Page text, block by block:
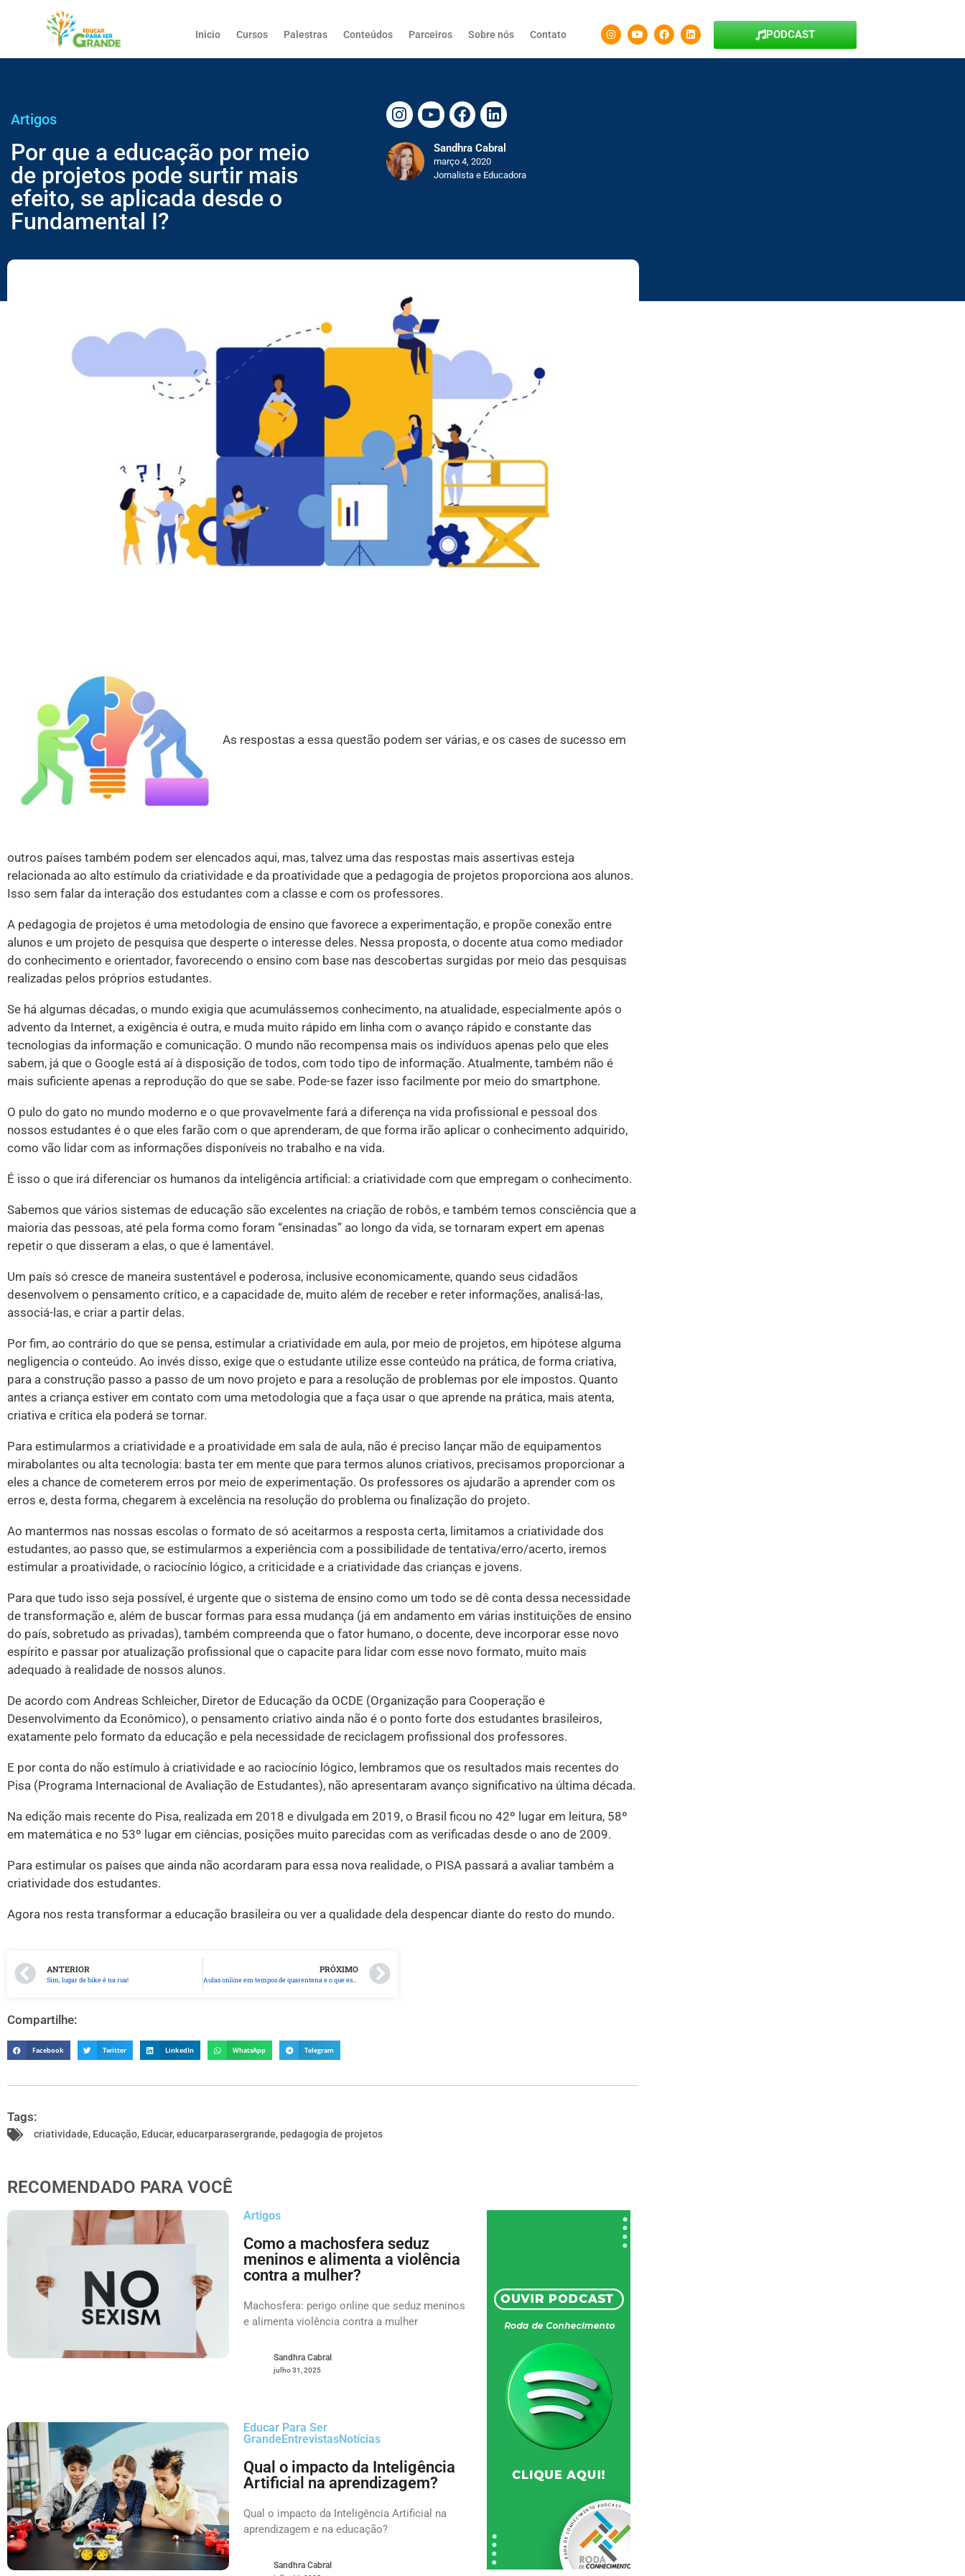
Inicio Cursos Palestras Conteúdos Parceiros Sobre nós Contato PODCAST
Artigos
Por que a educação por meio
de projetos pode surtir mais
efeito, se aplicada desde o
Fundamental I?
Sandhra Cabral
março 4, 2020
Jornalista e Educadora
As respostas a essa questão podem ser várias, e os cases de sucesso em
outros países também podem ser elencados aqui, mas, talvez uma das respostas mais assertivas esteja
relacionada ao alto estímulo da criatividade e da proatividade que a pedagogia de projetos proporciona aos alunos.
Isso sem falar da interação dos estudantes com a classe e com os professores.
A pedagogia de projetos é uma metodologia de ensino que favorece a experimentação, e propõe conexão entre
alunos e um projeto de pesquisa que desperte o interesse deles. Nessa proposta, o docente atua como mediador
do conhecimento e orientador, favorecendo o ensino com base nas descobertas surgidas por meio das pesquisas
realizadas pelos próprios estudantes.
Se há algumas décadas, o mundo exigia que acumulássemos conhecimento, na atualidade, especialmente após o
advento da Internet, a exigência é outra, e muda muito rápido em linha com o avanço rápido e constante das
tecnologias da informação e comunicação. O mundo não recompensa mais os indivíduos apenas pelo que eles
sabem, já que o Google está aí à disposição de todos, com todo tipo de informação. Atualmente, também não é
mais suficiente apenas a reprodução do que se sabe. Pode-se fazer isso facilmente por meio do smartphone.
O pulo do gato no mundo moderno e o que provavelmente fará a diferença na vida profissional e pessoal dos
nossos estudantes é o que eles farão com o que aprenderam, de que forma irão aplicar o conhecimento adquirido,
como vão lidar com as informações disponíveis no trabalho e na vida.
É isso o que irá diferenciar os humanos da inteligência artificial: a criatividade com que empregam o conhecimento.
Sabemos que vários sistemas de educação são excelentes na criação de robôs, e também temos consciência que a
maioria das pessoas, até pela forma como foram “ensinadas” ao longo da vida, se tornaram expert em apenas
repetir o que disseram a elas, o que é lamentável.
Um país só cresce de maneira sustentável e poderosa, inclusive economicamente, quando seus cidadãos
desenvolvem o pensamento crítico, e a capacidade de, muito além de receber e reter informações, analisá-las,
associá-las, e criar a partir delas.
Por fim, ao contrário do que se pensa, estimular a criatividade em aula, por meio de projetos, em hipótese alguma
negligencia o conteúdo. Ao invés disso, exige que o estudante utilize esse conteúdo na prática, de forma criativa,
para a construção passo a passo de um novo projeto e para a resolução de problemas por ele impostos. Quanto
antes a criança estiver em contato com uma metodologia que a faça usar o que aprende na prática, mais atenta,
criativa e crítica ela poderá se tornar.
Para estimularmos a criatividade e a proatividade em sala de aula, não é preciso lançar mão de equipamentos
mirabolantes ou alta tecnologia: basta ter em mente que para termos alunos criativos, precisamos proporcionar a
eles a chance de cometerem erros por meio de experimentação. Os professores os ajudarão a aprender com os
erros e, desta forma, chegarem à excelência na resolução do problema ou finalização do projeto.
Ao mantermos nas nossas escolas o formato de só aceitarmos a resposta certa, limitamos a criatividade dos
estudantes, ao passo que, se estimularmos a experiência com a possibilidade de tentativa/erro/acerto, iremos
estimular a proatividade, o raciocínio lógico, a criticidade e a criatividade das crianças e jovens.
Para que tudo isso seja possível, é urgente que o sistema de ensino como um todo se dê conta dessa necessidade
de transformação e, além de buscar formas para essa mudança (já em andamento em várias instituições de ensino
do país, sobretudo as privadas), também compreenda que o fator humano, o docente, deve incorporar esse novo
espírito e passar por atualização profissional que o capacite para lidar com esse novo formato, muito mais
adequado à realidade de nossos alunos.
De acordo com Andreas Schleicher, Diretor de Educação da OCDE (Organização para Cooperação e
Desenvolvimento da Econômico), o pensamento criativo ainda não é o ponto forte dos estudantes brasileiros,
exatamente pelo formato da educação e pela necessidade de reciclagem profissional dos professores.
E por conta do não estímulo à criatividade e ao raciocínio lógico, lembramos que os resultados mais recentes do
Pisa (Programa Internacional de Avaliação de Estudantes), não apresentaram avanço significativo na última década.
Na edição mais recente do Pisa, realizada em 2018 e divulgada em 2019, o Brasil ficou no 42º lugar em leitura, 58º
em matemática e no 53º lugar em ciências, posições muito parecidas com as verificadas desde o ano de 2009.
Para estimular os países que ainda não acordaram para essa nova realidade, o PISA passará a avaliar também a
criatividade dos estudantes.
Agora nos resta transformar a educação brasileira ou ver a qualidade dela despencar diante do resto do mundo.
ANTERIOR
Sim, lugar de bike é na rua!
PRÓXIMO
Aulas online em tempos de quarentena e o que esperar do pós-pandemia de Coronavírus
Compartilhe:
Facebook Twitter LinkedIn WhatsApp Telegram
Tags:
criatividade, Educação, Educar,educarparasergrande,pedagogia de projetos
RECOMENDADO PARA VOCÊ
Artigos
Como a machosfera seduz
meninos e alimenta a violência
contra a mulher?
Machosfera: perigo online que seduz meninos
e alimenta violência contra a mulher
Sandhra Cabral
julho 31, 2025
Educar Para Ser
GrandeEntrevistasNotícias
Qual o impacto da Inteligência
Artificial na aprendizagem?
Qual o impacto da Inteligência Artificial na
aprendizagem e na educação?
Sandhra Cabral